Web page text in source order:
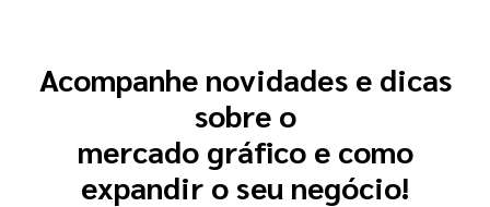
Acompanhe novidades e dicas
sobre o
mercado gráfico e como
expandir o seu negócio!